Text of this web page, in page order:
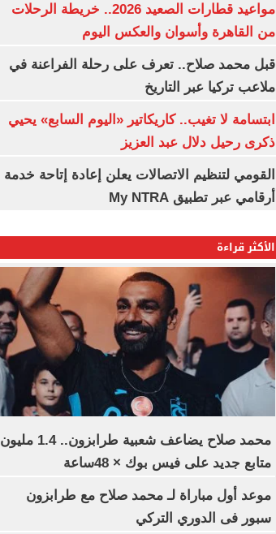
مواعيد قطارات الصعيد 2026.. خريطة الرحلات
من القاهرة وأسوان والعكس اليوم
قبل محمد صلاح.. تعرف على رحلة الفراعنة في
ملاعب تركيا عبر التاريخ
ابتسامة لا تغيب.. كاريكاتير «اليوم السابع» يحيي
ذكرى رحيل دلال عبد العزيز
القومي لتنظيم الاتصالات يعلن إعادة إتاحة خدمة
أرقامي عبر تطبيق My NTRA
الأكثر قراءة
محمد صلاح يضاعف شعبية طرابزون.. 1.4 مليون
متابع جديد على فيس بوك × 48ساعة
موعد أول مباراة لـ محمد صلاح مع طرابزون
سبور فى الدوري التركي